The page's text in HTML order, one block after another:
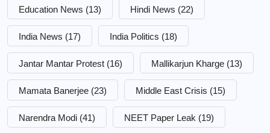
Education News (13) Hindi News (22)
India News (17) India Politics (18)
Jantar Mantar Protest (16) Mallikarjun Kharge (13)
Mamata Banerjee (23) Middle East Crisis (15)
Narendra Modi (41) NEET Paper Leak (19)